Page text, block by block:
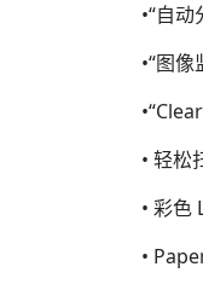
•“自
•“图
• 轻松
• 彩色
•